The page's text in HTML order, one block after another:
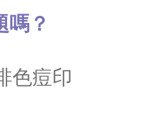
嗎？
色痘印